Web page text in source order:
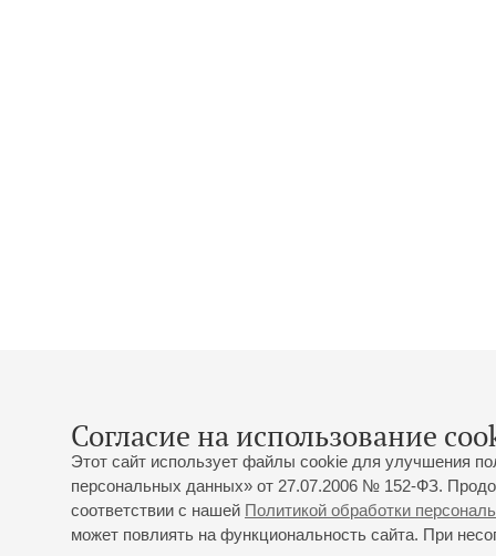
Согласие на использование
Этот сайт использует файлы cookie для улучшения
персональных данных» от 27.07.2006 № 152-ФЗ.
соответствии с нашей Политикой обработки
может повлиять на функциональность сайта. При